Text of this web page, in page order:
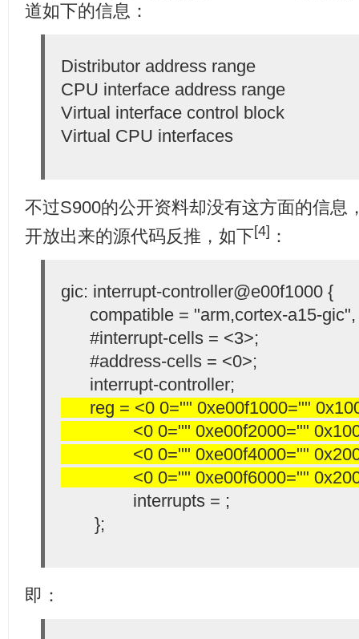
道如下的信息：
Distributor address range
CPU interface address range
Virtual interface control block
Virtual CPU interfaces
不过S900的公开资料却没有这方面的信息
开放出来的源代码反推，如下[4] ：
gic: interrupt-controller@e00f1000 {
compatible = "arm,cortex-a15-gic",
#interrupt-cells = <3>;
#address-cells = <0>;
interrupt-controller;
reg = <0 0="" 0xe00f1000=""
<0 0="" 0xe00f2000=""
<0 0="" 0xe00f4000=""
<0 0="" 0xe00f6000=""
interrupts = ;
};
即：